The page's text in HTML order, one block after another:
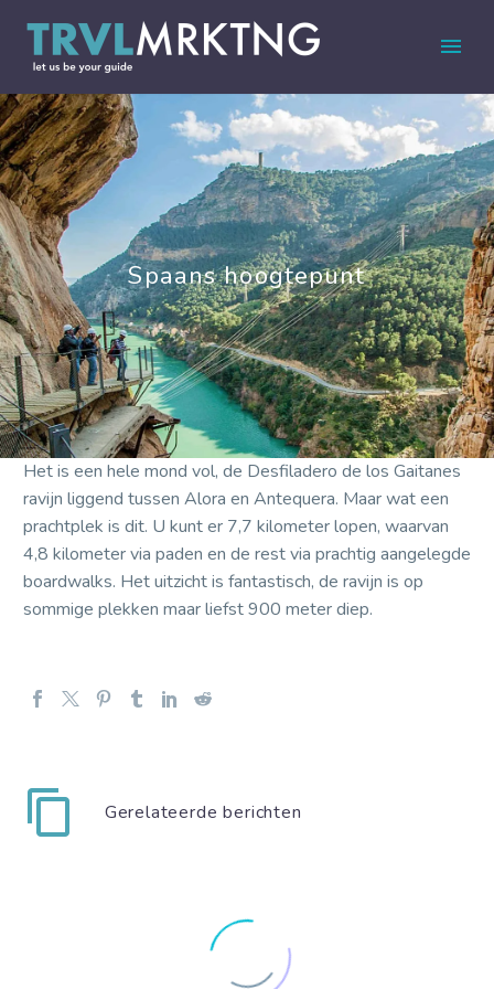
Spaans hoogtepunt
Het is een hele mond vol, de Desfiladero de los Gaitanes
ravijn liggend tussen Alora en Antequera. Maar wat een
prachtplek is dit. U kunt er 7,7 kilometer lopen, waarvan
4,8 kilometer via paden en de rest via prachtig aangelegde
boardwalks. Het uitzicht is fantastisch, de ravijn is op
sommige plekken maar liefst 900 meter diep.
Gerelateerde berichten